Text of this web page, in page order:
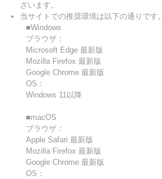
ざいます。
当サイトでの推奨環境は以下の通りです。
■Windows
ブラウザ：
Microsoft Edge 最新版
Mozilla Firefox 最新版
Google Chrome 最新版
OS：
Windows 11以降
■macOS
ブラウザ：
Apple Safari 最新版
Mozilla Firefox 最新版
Google Chrome 最新版
OS：